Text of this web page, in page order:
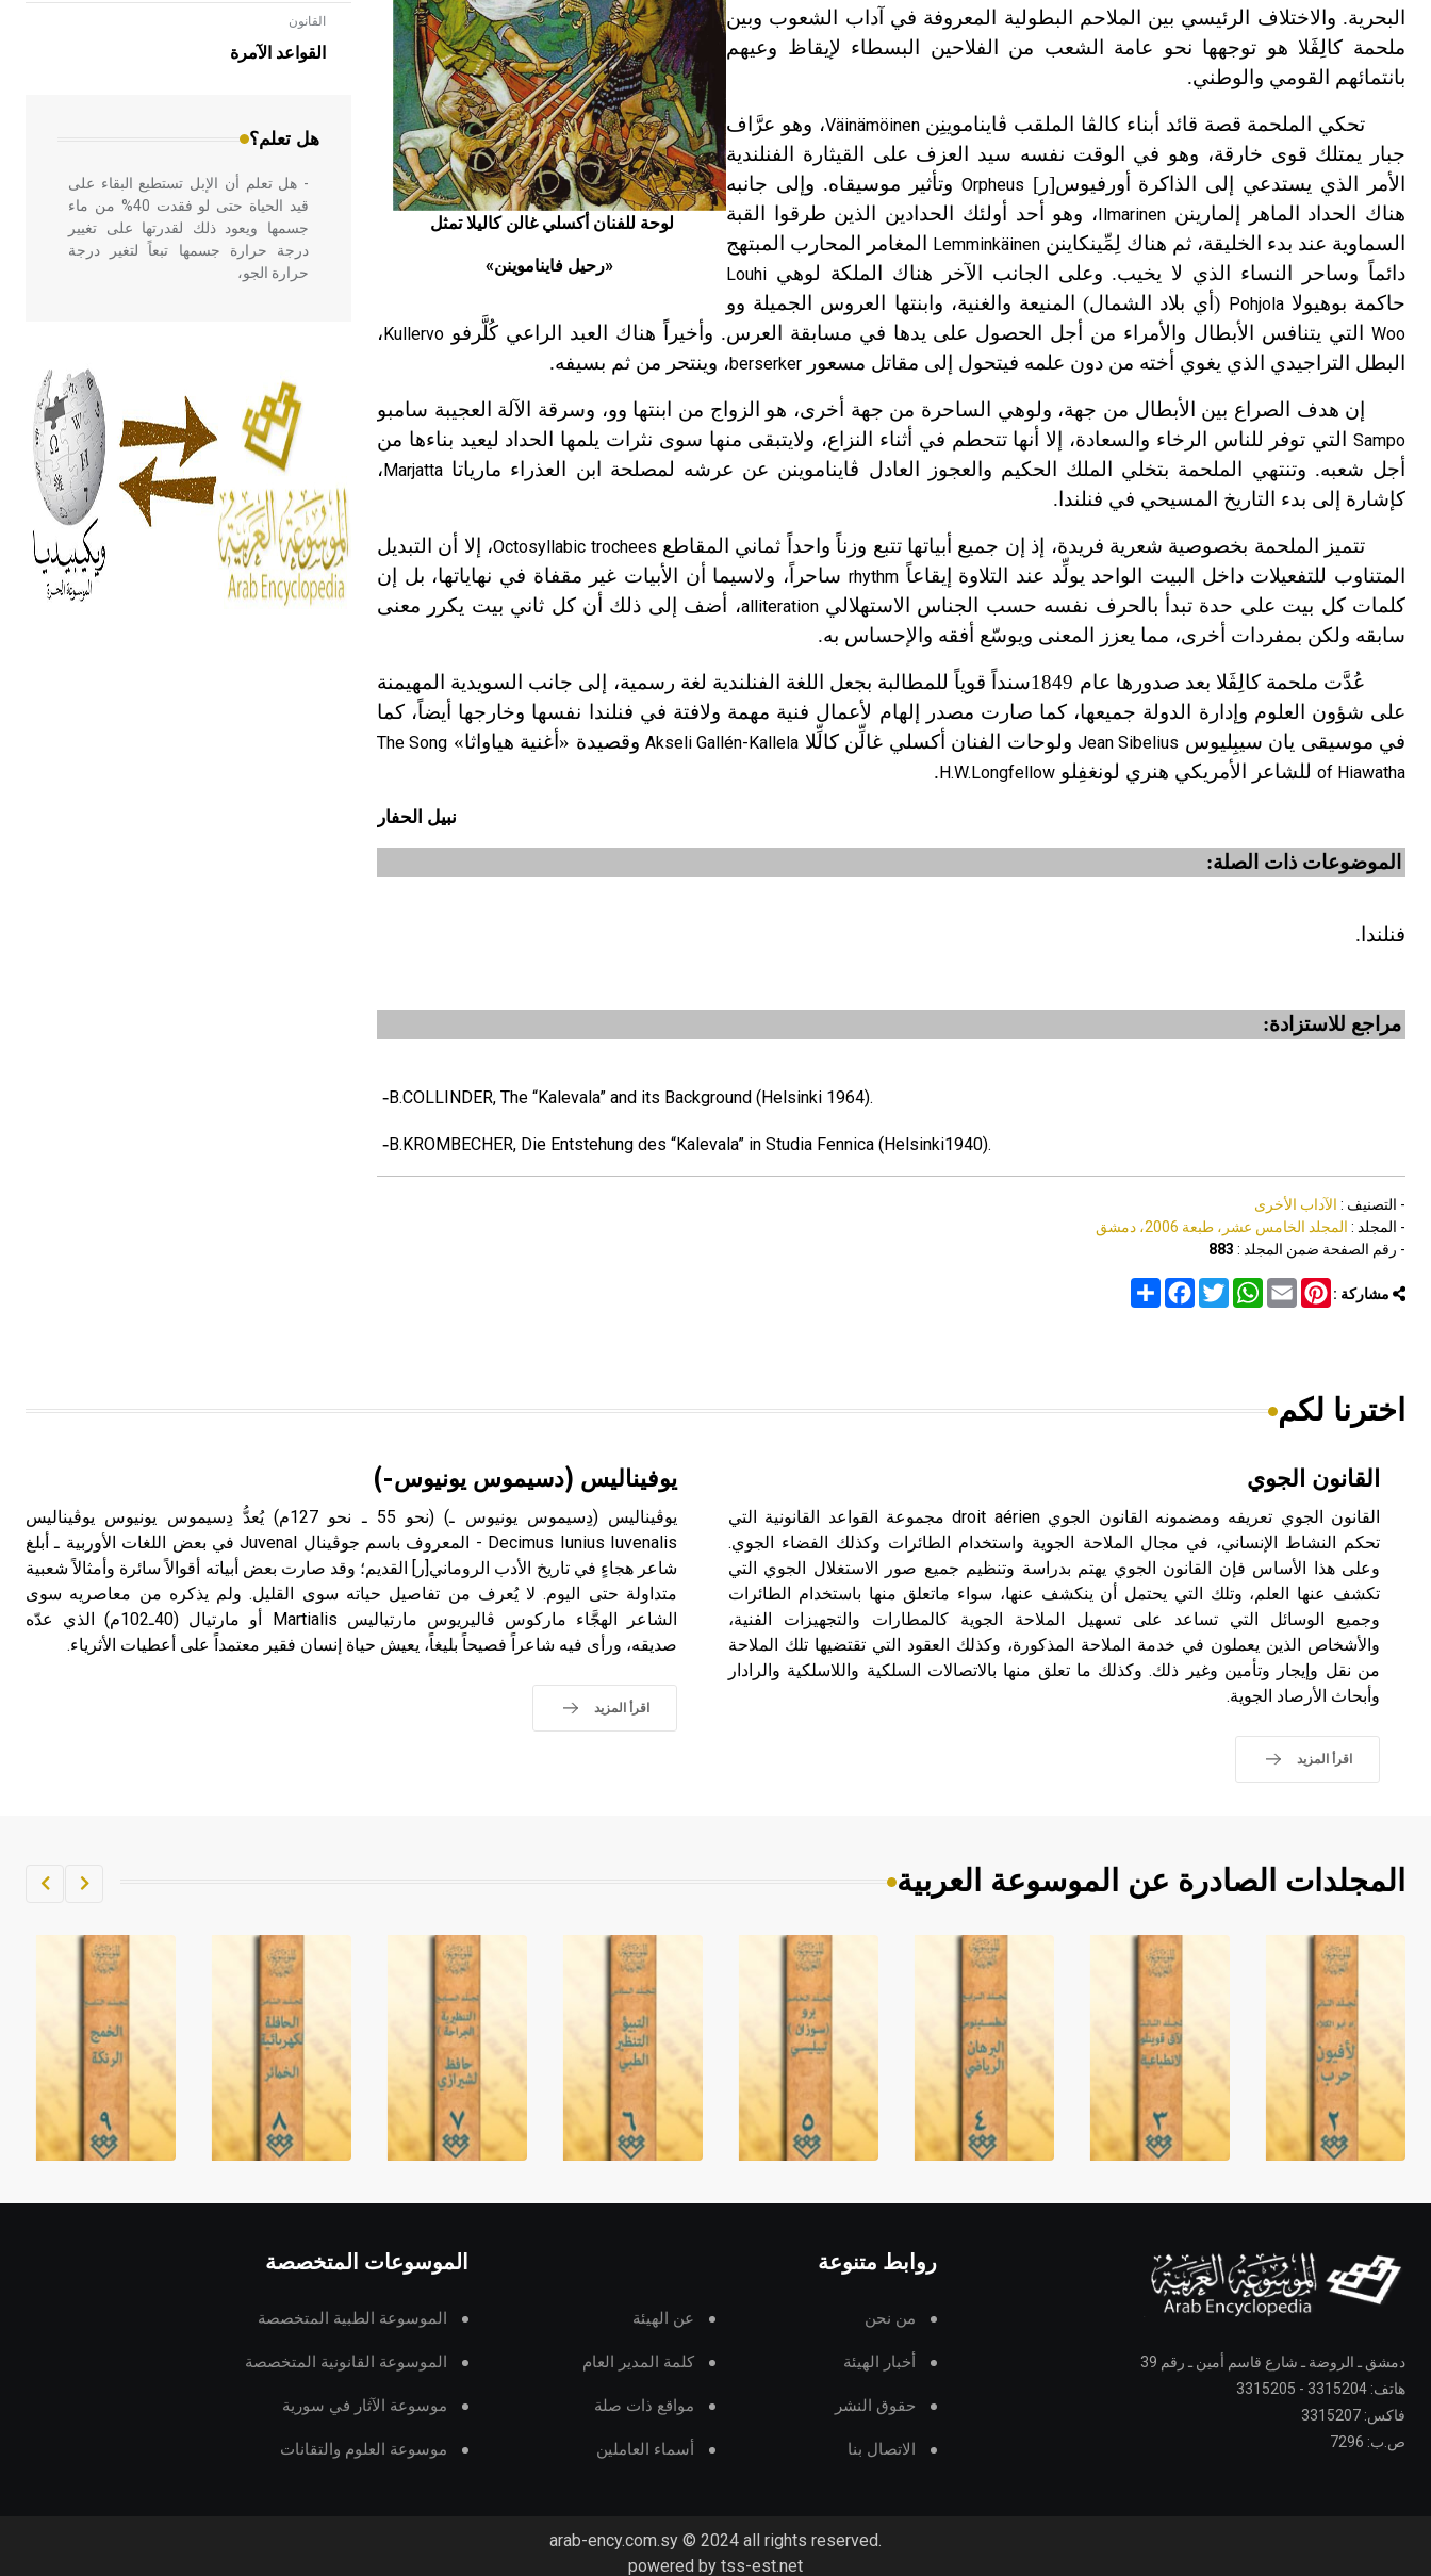
لوحة للفنان أكسلي غالن كاليلا تمثل
«رحيل فايناموينن»
البحرية. والاختلاف الرئيسي بين الملاحم البطولية المعروفة في آداب الشعوب وبين
ملحمة كالِڤَلا هو توجهها نحو عامة الشعب من الفلاحين البسطاء لإيقاظ وعيهم
بانتمائهم القومي والوطني.
تحكي الملحمة قصة قائد أبناء كالڤا الملقب ڤايناموينِنVäinämöinen، وهو عرَّاف
جبار يمتلك قوى خارقة، وهو في الوقت نفسه سيد العزف على القيثارة الفنلندية
الأمر الذي يستدعي إلى الذاكرة أورفيوس[ر] Orpheus وتأثير موسيقاه. وإلى جانبه
هناك الحداد الماهر إلمارينن Ilmarinen، وهو أحد أولئك الحدادين الذين طرقوا القبة
السماوية عند بدء الخليقة، ثم هناك لِمِّينكاينن Lemminkäinen
المغامر المحارب المبتهج
دائماً وساحر النساء الذي لا يخيب. وعلى الجانب الآخر هناك الملكة لوهي Louhi
حاكمة بوهيولاPohjola (أي بلاد الشمال) المنيعة والغنية، وابنتها العروس الجميلة وو
Woo التي يتنافس الأبطال والأمراء من أجل الحصول على يدها في مسابقة العرس. وأخيراً هناك العبد الراعي كُلَّرفو Kullervo،
البطل التراجيدي الذي يغوي أخته من دون علمه فيتحول إلى مقاتل مسعور berserker، وينتحر من ثم بسيفه.
إن هدف الصراع بين الأبطال من جهة، ولوهي الساحرة من جهة أخرى، هو الزواج من ابنتها وو، وسرقة الآلة العجيبة سامبو
Sampo التي توفر للناس الرخاء والسعادة، إلا أنها تتحطم في أثناء النزاع، ولايتبقى منها سوى نثرات يلمها الحداد ليعيد بناءها من
أجل شعبه. وتنتهي الملحمة بتخلي الملك الحكيم والعجوز العادل ڤايناموينن عن عرشه لمصلحة ابن العذراء مارياتا Marjatta،
كإشارة إلى بدء التاريخ المسيحي في فنلندا.
تتميز الملحمة بخصوصية شعرية فريدة، إذ إن جميع أبياتها تتبع وزناً واحداً ثماني المقاطع Octosyllabic trochees، إلا أن التبديل
المتناوب للتفعيلات داخل البيت الواحد يولِّد عند التلاوة إيقاعاًrhythm ساحراً، ولاسيما أن الأبيات غير مقفاة في نهاياتها، بل إن
كلمات كل بيت على حدة تبدأ بالحرف نفسه حسب الجناس الاستهلاليalliteration، أضف إلى ذلك أن كل ثاني بيت يكرر معنى
سابقه ولكن بمفردات أخرى، مما يعزز المعنى ويوسّع أفقه والإحساس به.
عُدَّت ملحمة كالِڤَلا بعد صدورها عام 1849سنداً قوياً للمطالبة بجعل اللغة الفنلندية لغة رسمية، إلى جانب السويدية المهيمنة
على شؤون العلوم وإدارة الدولة جميعها، كما صارت مصدر إلهام لأعمال فنية مهمة ولافتة في فنلندا نفسها وخارجها أيضاً، كما
في موسيقى يان سيبِليوس Jean Sibelius ولوحات الفنان أكسلي غالِّن كالِّلا Akseli Gallén-Kallelaوقصيدة «أغنية هياواثا» The Song
of Hiawatha للشاعر الأمريكي هنري لونغفِلو H.W.Longfellow
.
نبيل الحفار
الموضوعات ذات الصلة:
فنلندا.
مراجع للاستزادة:
-B.COLLINDER, The “Kalevala” and its Background (Helsinki 1964).
-B.KROMBECHER, Die Entstehung des “Kalevala” in Studia Fennica (Helsinki1940).
- التصنيف : الآداب الأخرى
- المجلد : المجلد الخامس عشر، طبعة 2006، دمشق
- رقم الصفحة ضمن المجلد : 883
مشاركة : Share
FacebookTwitter
WhatsAppEmail
Pinterest
القانون
القواعد الآمرة
هل تعلم؟
- هل تعلم أن الأبلق نوع من الفنون
الهندسية التي ارتبطت بالعمارة الإسلامية
في بلاد الشام ومصر خاصة، حيث يحرص
- هل تعلم أن الإبل تستطيع البقاء على
قيد الحياة حتى لو فقدت 40% من ماء
جسمها ويعود ذلك لقدرتها على تغيير
درجة حرارة جسمها تبعاً لتغير درجة
حرارة الجو،
أربعة مؤلفات هي: الحكم، الأدلة، تنظيم
التغذية، ورسالته في جروح الرأس.
ويعود له الفضل بأنه حرر الطب من
الدين والفلسفة.
- هل تعلم أن المرجان إفراز حيواني
يتكون في البحر ويتركب من مادة
كربونات الكلسيوم، وهو أحمر أو شديد
الحمرة وهو أجود أنواعه، ويمتاز بكبر
الحجم ويسمى الش
اخترنا لكم
القانون الجوي
القانون الجوي تعريفه ومضمونه القانون الجوي droit aérien مجموعة القواعد القانونية التي
تحكم النشاط الإنساني، في مجال الملاحة الجوية واستخدام الطائرات وكذلك الفضاء الجوي.
وعلى هذا الأساس فإن القانون الجوي يهتم بدراسة وتنظيم جميع صور الاستغلال الجوي التي
تكشف عنها العلم، وتلك التي يحتمل أن ينكشف عنها، سواء ماتعلق منها باستخدام الطائرات
وجميع الوسائل التي تساعد على تسهيل الملاحة الجوية كالمطارات والتجهيزات الفنية،
والأشخاص الذين يعملون في خدمة الملاحة المذكورة، وكذلك العقود التي تقتضيها تلك الملاحة
من نقل وإيجار وتأمين وغير ذلك. وكذلك ما تعلق منها بالاتصالات السلكية واللاسلكية والرادار
وأبحاث الأرصاد الجوية.
اقرأ المزيد
يوفيناليس (دسيموس يونيوس-)
يوڤيناليس (دِسيموس يونيوس ـ) (نحو 55 ـ نحو 127م) يُعدُّ دِسيموس يونيوس يوڤيناليس
Decimus Iunius Iuvenalis - المعروف باسم جوڤينال Juvenal في بعض اللغات الأوربية ـ أبلغ
شاعر هجاءٍ في تاريخ الأدب الروماني[ر] القديم؛ وقد صارت بعض أبياته أقوالاً سائرة وأمثالاً شعبية
متداولة حتى اليوم. لا يُعرف من تفاصيل حياته سوى القليل. ولم يذكره من معاصريه سوى
الشاعر الهجَّاء ماركوس ڤاليريوس مارتياليس Martialis أو مارتيال (40ـ102م) الذي عدّه
صديقه، ورأى فيه شاعراً فصيحاً بليغاً، يعيش حياة إنسان فقير معتمداً على أعطيات الأثرياء.
اقرأ المزيد
المجلدات الصادرة عن الموسوعة العربية
دمشق ـ الروضة ـ شارع قاسم أمين ـ رقم 39
هاتف: 3315204 - 3315205
فاكس: 3315207
ص.ب: 7296
روابط متنوعة
من نحن عن الهيئة
أخبار الهيئة كلمة المدير العام
حقوق النشر مواقع ذات صلة
الاتصال بنا أسماء العاملين
الموسوعات المتخصصة
الموسوعة الطبية المتخصصة
الموسوعة القانونية المتخصصة
موسوعة الآثار في سورية
موسوعة العلوم والتقانات
arab-ency.com.sy © 2024 all rights reserved.
powered by tss-est.net